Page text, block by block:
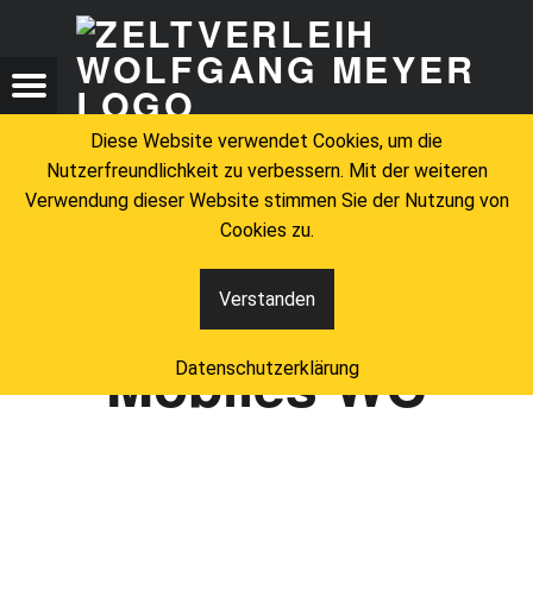
MOBILES WC – ZELTVERLEIH WOLFGANG MEYER
ZELTVERLEIH WOLFGANG MEYER
Menu
Schlagwort:
Mobiles WC
Diese Website verwendet Cookies, um die
Nutzerfreundlichkeit zu verbessern. Mit der weiteren
Verwendung dieser Website stimmen Sie der Nutzung von
Cookies zu.
Verstanden
Datenschutzerklärung